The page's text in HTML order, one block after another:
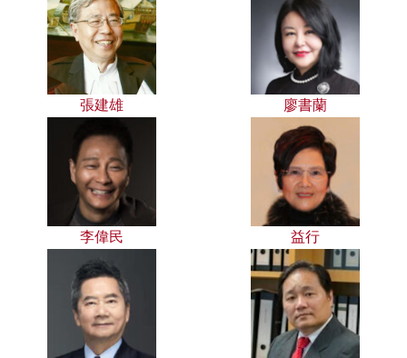
張建雄 廖書蘭
李偉民 益行